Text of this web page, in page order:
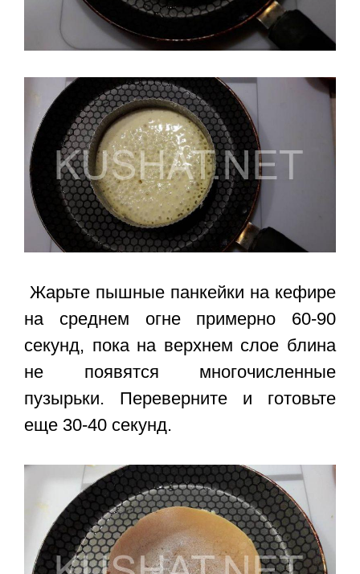
Жарьте пышные панкейки на кефире
на среднем огне примерно 60-90
секунд, пока на верхнем слое блина
не появятся многочисленные
пузырьки. Переверните и готовьте
еще 30-40 секунд.